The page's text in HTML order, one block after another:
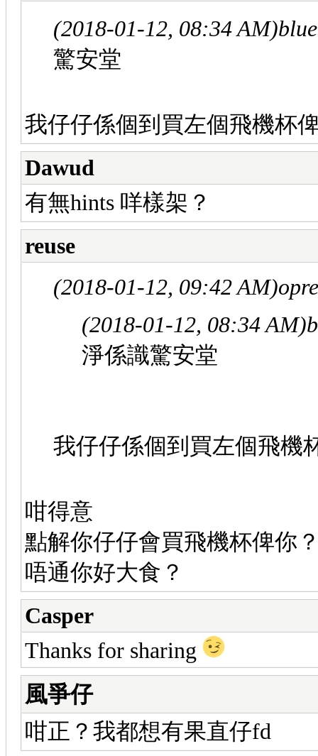
(2018-01-12, 08:34 AM)
驚安堂
我仔仔係個到買左個飛機杯
Dawud
有無hints 咩樣架？
reuse
(2018-01-12, 09:42 AM)
(2018-01-12, 08:34 AM)
淨係識驚安堂
我仔仔係個到買左個飛機
咁得意
點解你仔仔會買飛機杯俾你
唔通你好大食？
Casper
Thanks for sharing
風爭仔
咁正？我都想有果直仔fd